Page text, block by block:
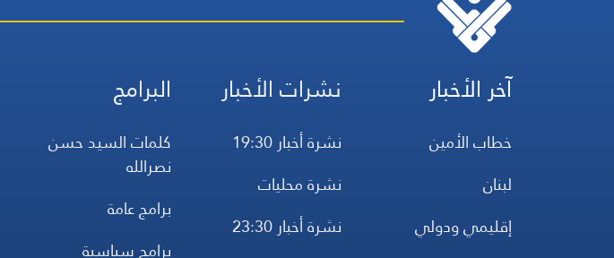
آخر الأخبار
خطاب الأمين
لبنان
إقليمي ودولي
نشرات الأخبار
نشرة أخبار 19:30
نشرة محليات
نشرة أخبار 23:30
البرامج
كلمات السيد حسن
نصرالله
برامج عامة
برامج سياسية